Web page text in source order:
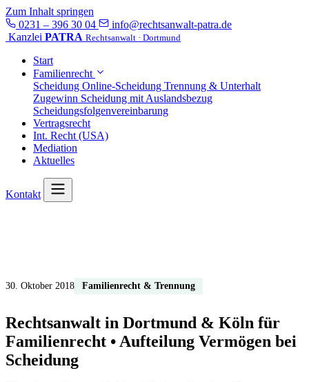
Zum Inhalt springen
0231 – 396 30 04
info@rechtsanwalt-patra.de
Kanzlei PATRA Rechtsanwalt · Dortmund
Start
Familienrecht
Scheidung Online-Scheidung Trennung & Unterhalt
Zugewinn Scheidung mit Auslandsbezug
Scheidungsfolgenvereinbarung
Vertragsrecht
Int. Recht (USA)
Mediation
Aktuelles
Kontakt
30. Oktober 2018 Familienrecht & Trennung
Rechtsanwalt in Dortmund & Köln für
Familienrecht • Aufteilung Vermögen bei
Scheidung